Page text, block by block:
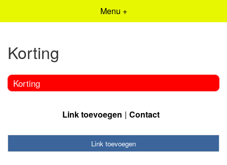
Menu +
Korting
Korting
Link toevoegen Contact
Link toevoegen